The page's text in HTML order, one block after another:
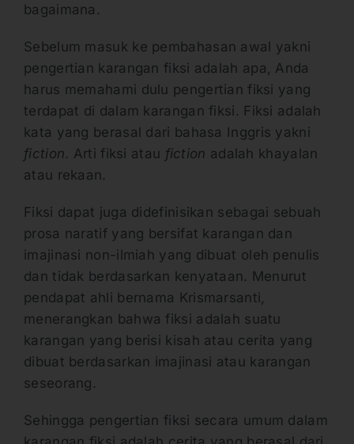
bagaimana.
Sebelum masuk ke pembahasan awal yakni
pengertian karangan fiksi adalah apa, Anda
harus memahami dulu pengertian fiksi yang
terdapat di dalam karangan fiksi. Fiksi adalah
kata yang berasal dari bahasa Inggris yakni
fiction. Arti fiksi atau fiction adalah khayalan
atau rekaan.
Fiksi dapat juga didefinisikan sebagai sebuah
prosa naratif yang bersifat karangan dan
imajinasi non-ilmiah yang dibuat oleh penulis
dan tidak berdasarkan kenyataan. Menurut
pendapat ahli bernama Krismarsanti,
menerangkan bahwa fiksi adalah suatu
karangan yang berisi kisah atau cerita yang
dibuat berdasarkan imajinasi atau karangan
seseorang.
Sehingga pengertian fiksi secara umum dalam